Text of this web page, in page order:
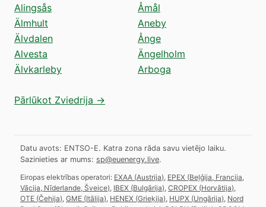
Alingsås
Älmhult
Älvdalen
Alvesta
Älvkarleby
Åmål
Aneby
Ånge
Ängelholm
Arboga
Pārlūkot Zviedrija →
Datu avots: ENTSO-E. Katra zona rāda savu vietējo laiku.
Sazinieties ar mums: sp@euenergy.live.
Eiropas elektrības operatori: EXAA (Austrija) EPEX (Beļģija, Francija,
Vācija, Nīderlande, Šveice) IBEX (Bulgārija) CROPEX (Horvātija)
OTE (Čehija) GME (Itālija) HENEX (Grieķija) HUPX (Ungārija) Nord